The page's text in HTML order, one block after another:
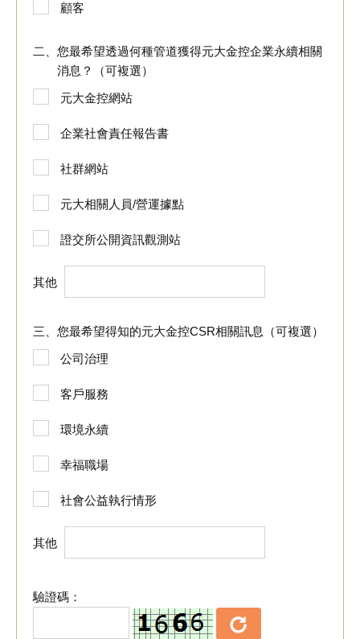
顧客
您最希望透過何種管道獲得元大金控企業永續相關
消息？（可複選）
元大金控網站
企業社會責任報告書
社群網站
元大相關人員/營運據點
證交所公開資訊觀測站
其他
您最希望得知的元大金控CSR相關訊息（可複選）
公司治理
客戶服務
環境永續
幸福職場
社會公益執行情形
其他
驗證碼：